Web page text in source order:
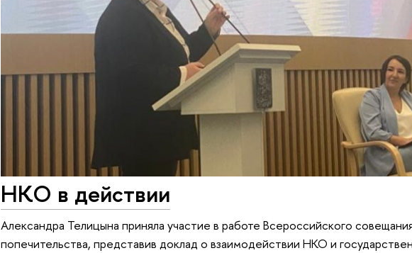
НКО в действии
Александра Телицына приняла участие в работе Всероссийского
попечительства, представив доклад о взаимодействии НКО и